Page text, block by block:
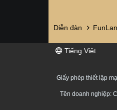
Diễn đàn
Tiếng Việt
Giấy phép thiết lập
Tên doanh nghiệp: